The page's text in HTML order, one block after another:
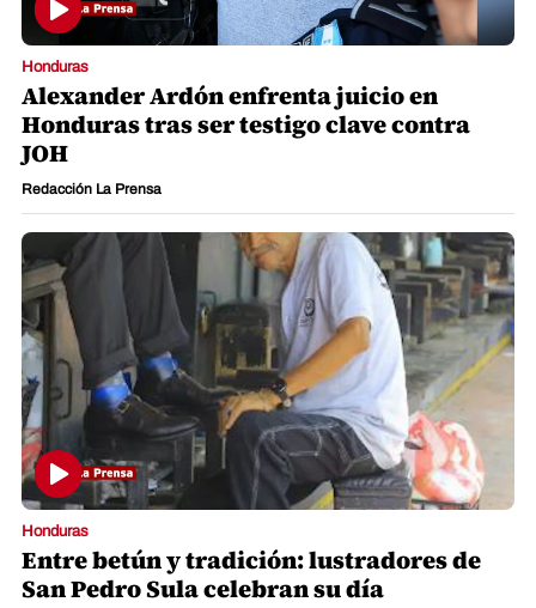
Honduras
Alexander Ardón enfrenta juicio en
Honduras tras ser testigo clave contra
JOH
Redacción La Prensa
Honduras
Entre betún y tradición: lustradores de
San Pedro Sula celebran su día